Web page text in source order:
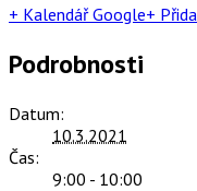
+ Kalendář Google+
Podrobnosti
Datum:
10.3.2021
Čas:
9:00 - 10:00